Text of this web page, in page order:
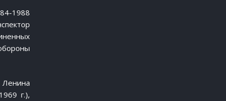
1988
г.),